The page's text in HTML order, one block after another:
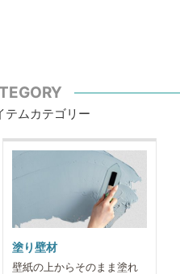
テムカテゴリー
塗り壁材
壁紙の上からそのまま塗れ